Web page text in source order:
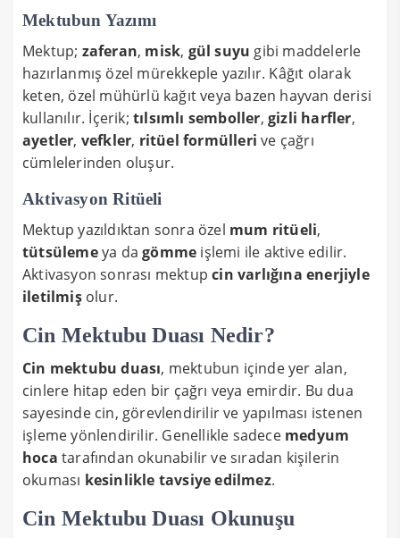
Mektubun Yazımı
Mektup; zaferan, misk, gül suyu gibi maddelerle
hazırlanmış özel mürekkeple yazılır. Kâğıt olarak
keten, özel mühürlü kağıt veya bazen hayvan derisi
kullanılır. İçerik; tılsımlı semboller,gizli harfler,
ayetler, vefkler, ritüel formülleri ve çağrı
cümlelerinden oluşur.
Aktivasyon Ritüeli
Mektup yazıldıktan sonra özel mum ritüeli,
tütsülemeya dagömme işlemi ile aktive edilir.
Aktivasyon sonrası mektupcin varlığına enerjiyle
iletilmişolur.
Cin Mektubu Duası Nedir?
Cin mektubu duası, mektubun içinde yer alan,
cinlere hitap eden bir çağrı veya emirdir. Bu dua
sayesinde cin, görevlendirilir ve yapılması istenen
işleme yönlendirilir. Genellikle sadece medyum
hoca tarafından okunabilir ve sıradan kişilerin
okuması kesinlikle tavsiye edilmez.
Cin Mektubu Duası Okunuşu